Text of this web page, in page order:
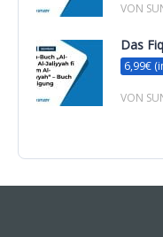
VON
Das
6,99€
VON